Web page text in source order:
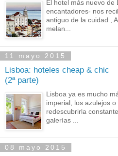
El hotel más nuevo de
encantadores- nos
antiguo de la cuidad ,
melan...
11 mayo 2015
Lisboa: hoteles cheap & chic
(2ª parte)
Lisboa ya es mucho
imperial, los azulejos
redescubrirla
galerías ...
08 mayo 2015